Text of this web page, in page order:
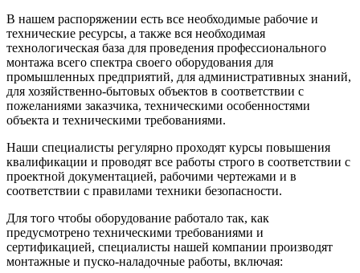
В нашем распоряжении есть все необходимые рабочие и
технические ресурсы, а также вся необходимая
технологическая база для проведения профессионального
монтажа всего спектра своего оборудования для
промышленных предприятий, для административных знаний,
для хозяйственно-бытовых объектов в соответствии с
пожеланиями заказчика, техническими особенностями
объекта и техническими требованиями.
Наши специалисты регулярно проходят курсы повышения
квалификации и проводят все работы строго в соответствии с
проектной документацией, рабочими чертежами и в
соответствии с правилами техники безопасности.
Для того чтобы оборудование работало так, как
предусмотрено техническими требованиями и
сертификацией, специалисты нашей компании производят
монтажные и пуско-наладочные работы, включая: